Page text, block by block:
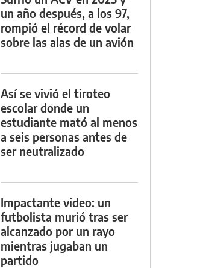
un año después, a los 97,
rompió el récord de volar
sobre las alas de un avión
Así se vivió el tiroteo
escolar donde un
estudiante mató al menos
a seis personas antes de
ser neutralizado
Impactante video: un
futbolista murió tras ser
alcanzado por un rayo
mientras jugaban un
partido